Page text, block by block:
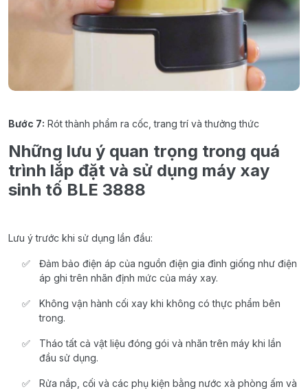
Bước 7: Rótthành phẩm ra cốc ,trang trí và thưởng thức
Những lưu ý quan trọng trong quá
trình lắp đặt và sử dụng máy xay
sinh tố BLE 3888
Lưu ýtrước khi sử dụng lần đầu:
Đảm bảo điện áp của nguồn điện gia đình giống như điện
áp ghi trên nhãn định mức của máy xay.
Không vận hành cối xay khi không có thực phẩm bên
trong.
Tháo tất cả vật liệu đóng gói và nhãn trên máy khi lần
đầu sử dụng.
Rửa nắp cối và các phụ kiện bằng nước xà phòng ấm và